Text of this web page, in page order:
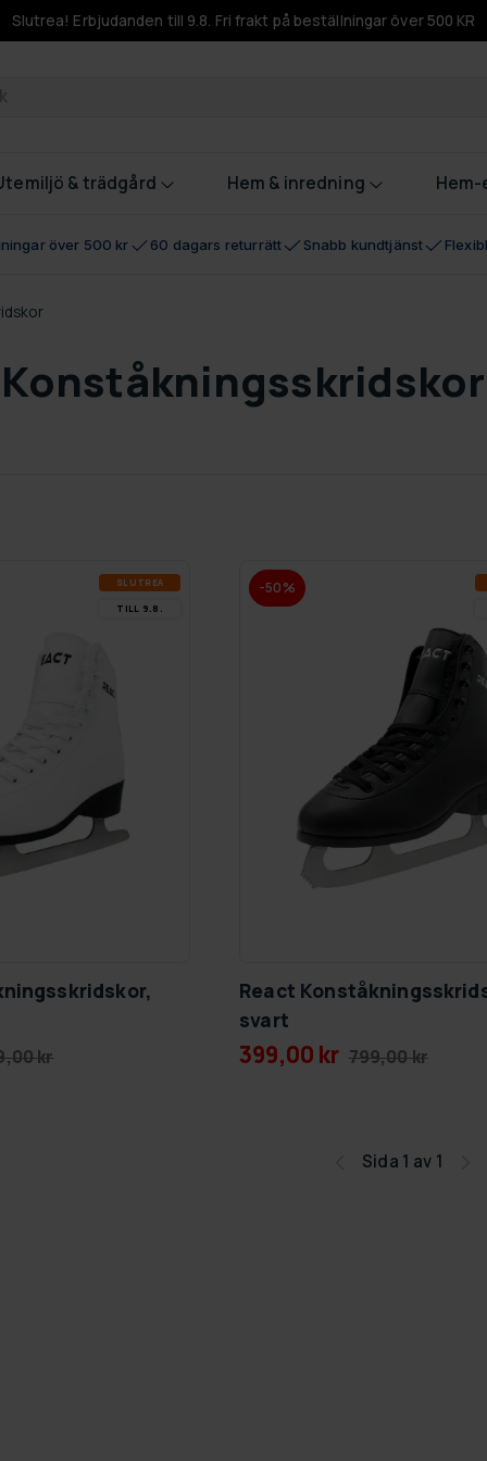
Slutrea! Erbjudanden till 9.8. Fri frakt på beställningar över 500 KR
& trädgård Hem & inredning
över 500 kr 60 dagars returrätt Snabb kundtjänst
Konståkningsskridskor
SLUT­REA
TILL 9.8.
kr
-50%
React
svart
399,00 kr 799,00 kr
Sida 1 av 1